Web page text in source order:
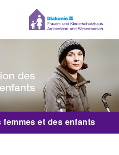
et des enfants